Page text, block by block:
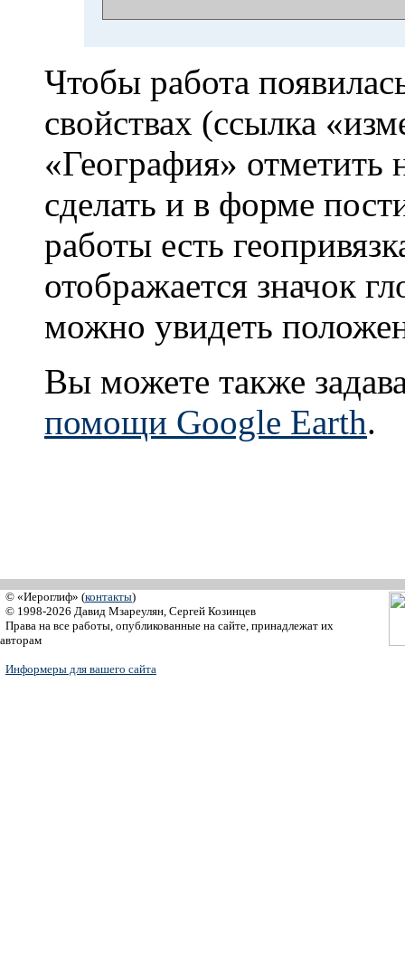
Чтобы работа
свойствах (ссылка
«География»
сделать и в форме
работы есть
отображается значок
можно увидеть
Вы можете также
помощи Google Earth.
© «Иероглиф» (контакты)
© 1998-2026 Давид Мзареулян, Сергей Козинцев
Права на все работы, опубликованные на сайте, принадлежат их
авторам
Информеры для вашего сайта